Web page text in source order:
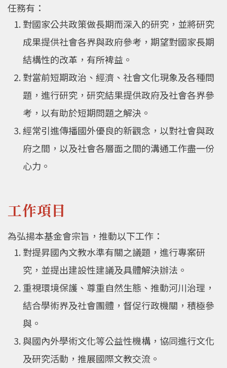
任務有：
對國家公共政策做長期而深入的研究，並將研究
成果提供社會各界與政府參考，期望對國家長期
結構性的改革，有所裨益。
對當前短期政治、經濟、社會文化現象及各種問
題，進行研究，研究結果提供政府及社會各界參
考，以有助於短期問題之解決。
經常引進傳播國外優良的新觀念，以對社會與政
府之間，以及社會各層面之間的溝通工作盡一份
心力。
工作項目
為弘揚本基金會宗旨，推動以下工作：
對提昇國內文教水準有關之議題，進行專案研
究，並提出建設性建議及具體解決辦法。
重視環境保護、尊重自然生態、推動河川治理，
結合學術界及社會團體，督促行政機關，積極參
與。
與國內外學術文化等公益性機構，協同進行文化
及研究活動，推展國際文教交流。